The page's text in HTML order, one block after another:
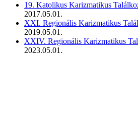
19. Katolikus Karizmatikus
2017.05.01.
XXI. Regionális Karizmatikus
2019.05.01.
XXIV. Regionális Karizmatikus
2023.05.01.